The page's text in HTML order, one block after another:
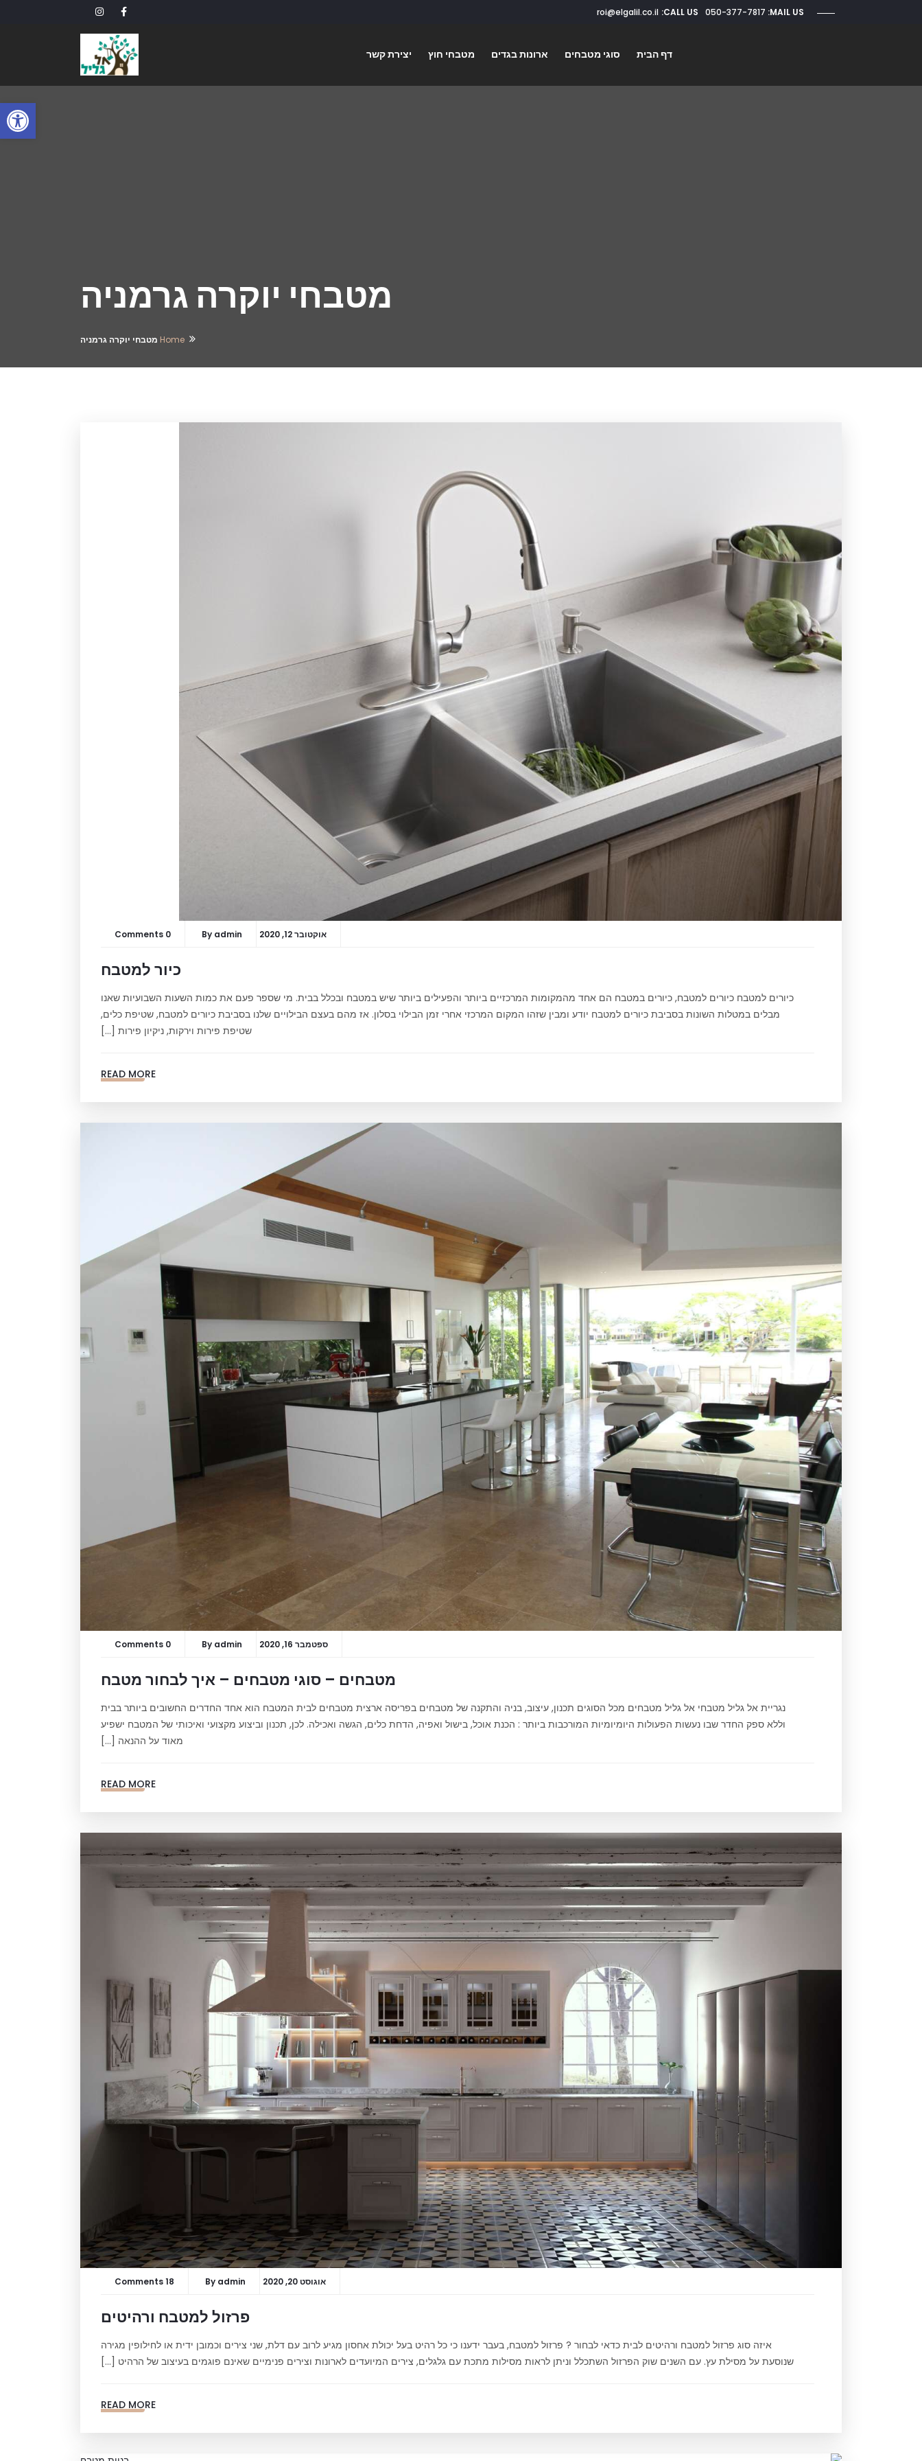
MAIL US:
CALL US: 050-377-7817
דף הבית סוגי מטבחים ארונות בגדים מטבחי חוץ יצירת קשר
מטבחי יוקרה גרמניה
Home מטבחי יוקרה גרמניה
אוקטובר 12, 2020 By admin
0 Comments
כיור למטבח
כיורים למטבח כיורים למטבח, כיורים במטבח הם אחד מהמקומות המרכזיים ביותר והפעילים ביותר שיש במטבח ובכלל בבית. מי שספר פעם את כמות השעות השבועיות שאנו
מבלים במטלות השונות בסביבת כיורים למטבח יודע ומבין שזהו המקום המרכזי אחרי זמן הבילוי בסלון. אז מהם בעצם הבילויים שלנו בסביבת כיורים למטבח, שטיפת כלים,
שטיפת פירות וירקות, ניקיון פירות […]
READ MORE
ספטמבר 16, 2020 By admin
0 Comments
מטבחים – סוגי מטבחים – איך לבחור מטבח
נגריית אל גליל מטבחי אל גליל מטבחים מכל הסוגים תכנון, עיצוב, בניה והתקנה של מטבחים בפריסה ארצית מטבחים לבית המטבח הוא אחד החדרים החשובים ביותר בבית
וללא ספק החדר שבו נעשות הפעולות היומיומיות המורכבות ביותר : הכנת אוכל, בישול ואפיה, הדחת כלים, הגשה ואכילה. לכן, תכנון וביצוע מקצועי ואיכותי של המטבח ישפיע
מאוד על ההנאה […]
READ MORE
אוגוסט 20, 2020 By admin
18 Comments
פרזול למטבח ורהיטים
איזה סוג פרזול למטבח ורהיטים לבית כדאי לבחור ? פרזול למטבח, בעבר ידענו כי כל רהיט בעל יכולת אחסון מגיע לרוב עם דלת, שני צירים וכמובן ידית או לחילופין מגירה
שנוסעת על מסילת עץ. עם השנים שוק הפרזול השתכלל וניתן לראות מסילות מתכת עם גלגלים, צירים המיועדים לארונות וצירים פנימיים שאינם פוגמים בעיצוב של הרהיט […]
READ MORE